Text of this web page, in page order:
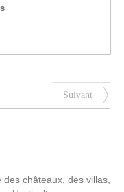
Suivant
châteaux, des villas,